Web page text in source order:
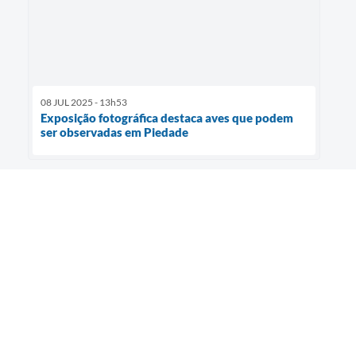
08 JUL 2025 - 13h53
Exposição fotográfica destaca aves que podem
ser observadas em Piedade